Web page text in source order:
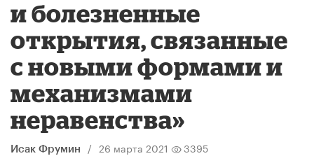
и болезненные
открытия, связанные
с новыми формами и
механизмами
неравенства»
Исак Фрумин / 26 марта 2021 3395